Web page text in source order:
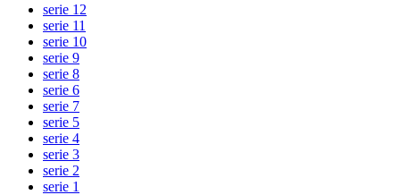
serie 12
serie 11
serie 10
serie 9
serie 8
serie 6
serie 7
serie 5
serie 4
serie 3
serie 2
serie 1